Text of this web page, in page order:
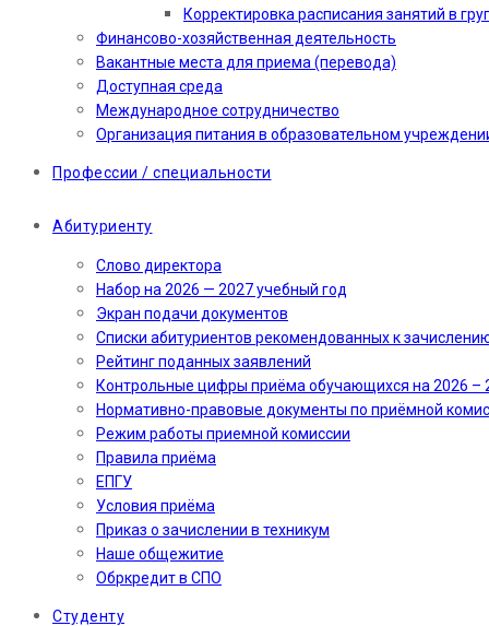
Корректировка расписания занятий в
Финансово-хозяйственная деятельность
Вакантные места для приема (перевода)
Доступная среда
Международное сотрудничество
Организация питания в образовательном
Профессии / специальности
Абитуриенту
Слово директора
Набор на 2026 — 2027 учебный год
Экран подачи документов
Cписки абитуриентов рекомендованных к
Рейтинг поданных заявлений
Контрольные цифры приёма обучающихся на 2026 –
Нормативно-правовые документы по приёмной
Режим работы приемной комиссии
Правила приёма
ЕПГУ
Условия приёма
Приказ о зачислении в техникум
Наше общежитие
Обркредит в СПО
Студенту